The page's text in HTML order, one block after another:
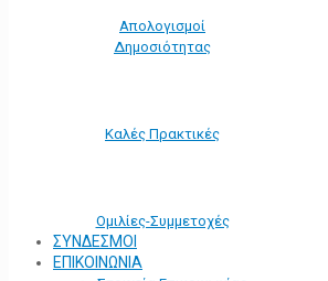
Απολογισμοί
Δημοσιότητας
Καλές Πρακτικές
Ομιλίες-Συμμετοχές
ΣΥΝΔΕΣΜΟΙ
ΕΠΙΚΟΙΝΩΝΙΑ